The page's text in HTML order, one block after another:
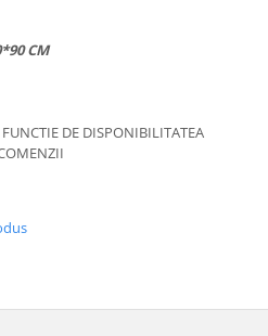
CM
DE DISPONIBILITATEA